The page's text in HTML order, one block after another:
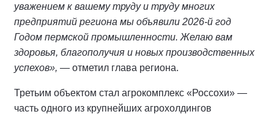
уважением к вашему труду и труду многих
предприятий региона мы объявили 2026-й год
Годом пермской промышленности. Желаю вам
здоровья, благополучия и новых производственных
успехов», — отметил глава региона.
Третьим объектом стал агрокомплекс «Россохи» —
часть одного из крупнейших агрохолдингов